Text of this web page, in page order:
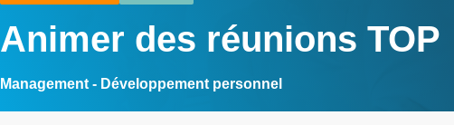
Animer des réunions TOP
Management - Développement personnel